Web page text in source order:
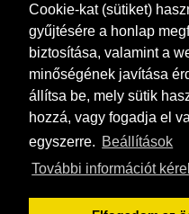
Cookie-kat (sütiket)
gyűjtésére a honlap
biztosítása, valamint a
minőségének javítása
állítsa be, mely sütik
hozzá, vagy fogadja el
egyszerre. Beállítások
További információt